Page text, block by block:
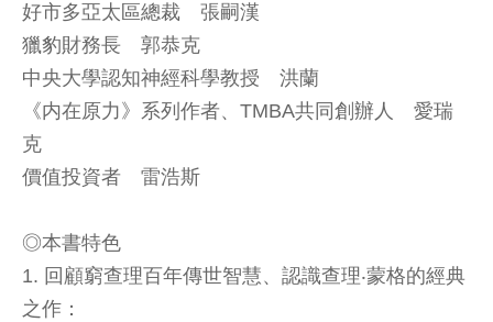
好市多亞太區總裁 張嗣漢
獵豹財務長 郭恭克
中央大學認知神經科學教授 洪蘭
《内在原力》系列作者、TMBA共同創辦人 愛瑞
克
價值投資者 雷浩斯
◎本書特色
1. 回顧窮查理百年傳世智慧、認識查理‧蒙格的經典
之作：